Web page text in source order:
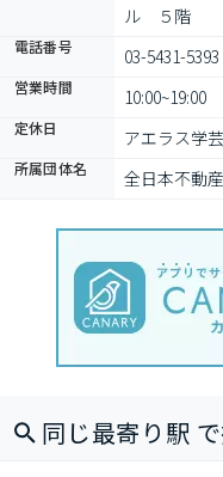
ル　５階
電話番号 03-5431-5393
営業時間 10:00~19:00
定休日 アエラス学
所属団体名 全日本不動
同じ最寄り駅